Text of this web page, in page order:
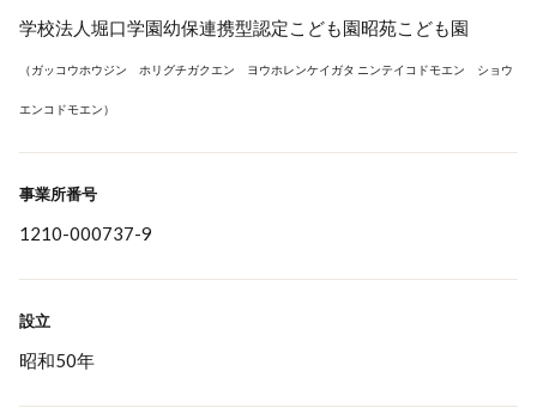
学校法人堀口学園幼保連携型認定こども園昭苑こども園
（ガッコウホウジン ホリグチガクエン ヨウホレンケイガタ ニンテイコドモエン ショウ
エンコドモエン）
事業所番号
1210-000737-9
設立
昭和50年